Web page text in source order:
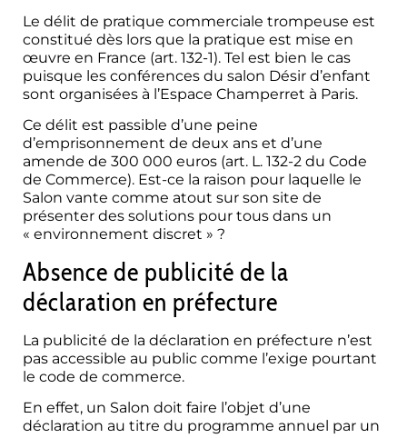
Le délit de pratique commerciale trompeuse est
constitué dès lors que la pratique est mise en
œuvre en France (art. 132-1). Tel est bien le cas
puisque les conférences du salon Désir d’enfant
sont organisées à l’Espace Champerret à Paris.
Ce délit est passible d’une peine
d’emprisonnement de deux ans et d’une
amende de 300 000 euros (art. L. 132-2 du Code
de Commerce). Est-ce la raison pour laquelle le
Salon vante comme atout sur son site de
présenter des solutions pour tous dans un
« environnement discret » ?
Absence de publicité de la
déclaration en préfecture
La publicité de la déclaration en préfecture n’est
pas accessible au public comme l’exige pourtant
le code de commerce.
En effet, un Salon doit faire l’objet d’une
déclaration au titre du programme annuel par un